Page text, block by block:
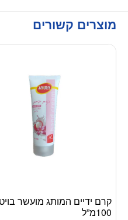
מוצרים קשורים
קרם ידיים המותג מועשר
100מ”ל